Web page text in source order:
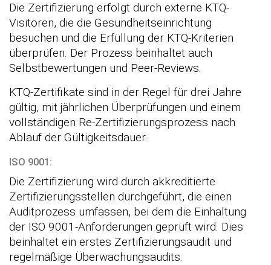
Die Zertifizierung erfolgt durch externe KTQ-
Visitoren, die die Gesundheitseinrichtung
besuchen und die Erfüllung der KTQ-Kriterien
überprüfen. Der Prozess beinhaltet auch
Selbstbewertungen und Peer-Reviews.
KTQ-Zertifikate sind in der Regel für drei Jahre
gültig, mit jährlichen Überprüfungen und einem
vollständigen Re-Zertifizierungsprozess nach
Ablauf der Gültigkeitsdauer.
ISO 9001:
Die Zertifizierung wird durch akkreditierte
Zertifizierungsstellen durchgeführt, die einen
Auditprozess umfassen, bei dem die Einhaltung
der ISO 9001-Anforderungen geprüft wird. Dies
beinhaltet ein erstes Zertifizierungsaudit und
regelmäßige Überwachungsaudits.